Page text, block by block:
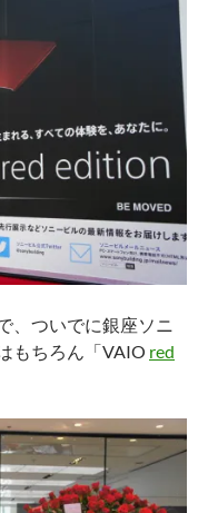
、ついでに銀座ソニ
もちろん「VAIO red